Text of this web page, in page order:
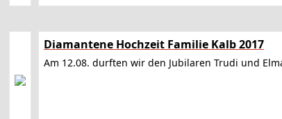
Diamantene Hochzeit Familie Kalb 2017
Am 12.08. durften wir den Jubilaren Trudi und